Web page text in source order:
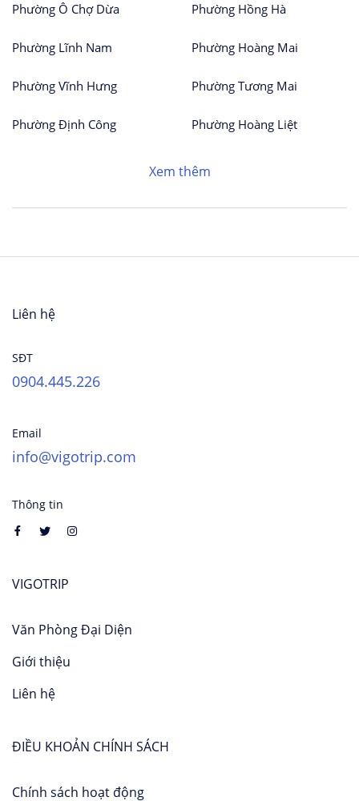
Phường Ô Chợ Dừa Phường Hồng Hà
Phường Lĩnh Nam Phường Hoàng Mai
Phường Vĩnh Hưng Phường Tương Mai
Phường Định Công Phường Hoàng Liệt
Xem thêm
Liên hệ
SĐT
0904.445.226
Email
info@vigotrip.com
Thông tin
VIGOTRIP
Văn Phòng Đại Diện
Giới thiệu
Liên hệ
ĐIỀU KHOẢN CHÍNH SÁCH
Chính sách hoạt động